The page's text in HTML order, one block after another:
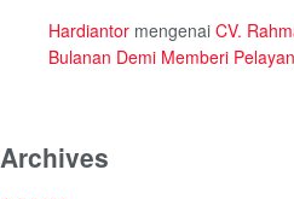
Hardiantor mengenai CV.
Bulanan Demi Memberi
Archives